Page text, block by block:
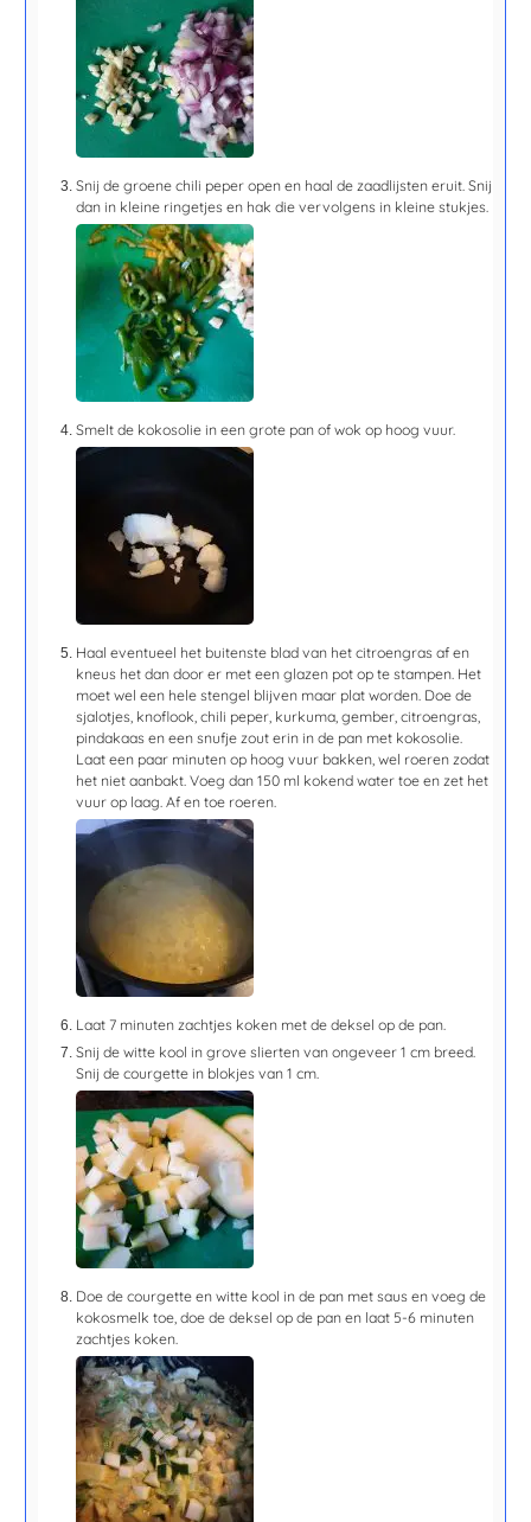
Snij de groene chili peper open en haal de zaadlijsten eruit. Snij
dan in kleine ringetjes en hak die vervolgens in kleine stukjes.
Smelt de kokosolie in een grote pan of wok op hoog vuur.
Haal eventueel het buitenste blad van het citroengras af en
kneus het dan door er met een glazen pot op te stampen. Het
moet wel een hele stengel blijven maar plat worden. Doe de
sjalotjes, knoflook, chili peper, kurkuma, gember, citroengras,
pindakaas en een snufje zout erin in de pan met kokosolie.
Laat een paar minuten op hoog vuur bakken, wel roeren zodat
het niet aanbakt. Voeg dan 150 ml kokend water toe en zet het
vuur op laag. Af en toe roeren.
Laat 7 minuten zachtjes koken met de deksel op de pan.
Snij de witte kool in grove slierten van ongeveer 1 cm breed.
Snij de courgette in blokjes van 1 cm.
Doe de courgette en witte kool in de pan met saus en voeg de
kokosmelk toe, doe de deksel op de pan en laat 5-6 minuten
zachtjes koken.